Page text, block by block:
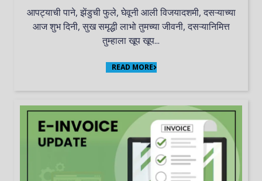
आपट्याची पाने, झेंडुची फुले, घेवूनी आली विजयादशमी, दसऱ्याच्या
आज शुभ दिनी, सुख समृद्धी लाभो तुमच्या जीवनी, दसऱ्यानिमित्त
तुम्हाला खूप खूप...
READ MORE